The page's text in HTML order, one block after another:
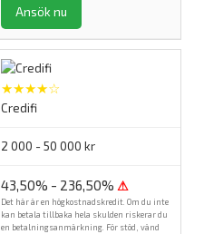
Ansök nu
★★★★☆
Credifi
2 000 - 50 000 kr
43,50% - 236,50% ⚠
Det här är en högkostnadskredit. Om du inte
kan betala tillbaka hela skulden riskerar du
en betalningsanmärkning. För stöd, vänd